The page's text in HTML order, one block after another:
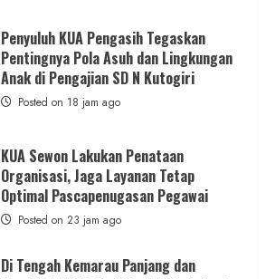
Penyuluh KUA Pengasih Tegaskan
Pentingnya Pola Asuh dan Lingkungan
Anak di Pengajian SD N Kutogiri
Posted on 18 jam ago
KUA Sewon Lakukan Penataan
Organisasi, Jaga Layanan Tetap
Optimal Pascapenugasan Pegawai
Posted on 23 jam ago
Di Tengah Kemarau Panjang dan